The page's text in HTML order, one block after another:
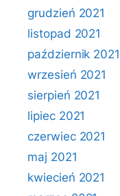
grudzień 2021
listopad 2021
październik 2021
wrzesień 2021
sierpień 2021
lipiec 2021
czerwiec 2021
maj 2021
kwiecień 2021